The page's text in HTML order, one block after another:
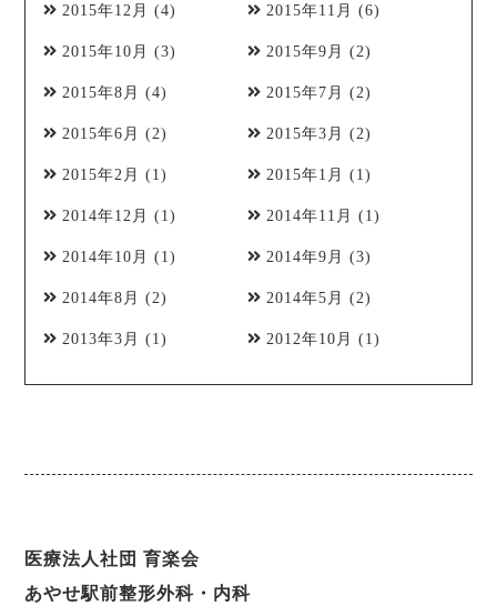
2015年12月 (4) 2015年11月 (6)
2015年10月 (3) 2015年9月 (2)
2015年8月 (4) 2015年7月 (2)
2015年6月 (2) 2015年3月 (2)
2015年2月 (1) 2015年1月 (1)
2014年12月 (1) 2014年11月 (1)
2014年10月 (1) 2014年9月 (3)
2014年8月 (2) 2014年5月 (2)
2013年3月 (1) 2012年10月 (1)
医療法人社団 育楽会
あやせ駅前整形外科・内科